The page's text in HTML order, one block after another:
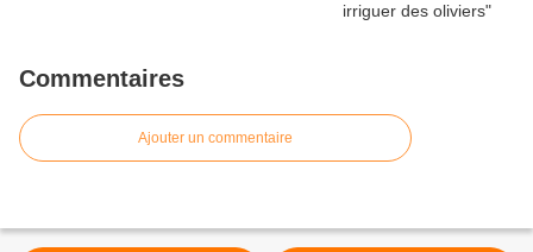
Commentaires
Ajouter un commentaire